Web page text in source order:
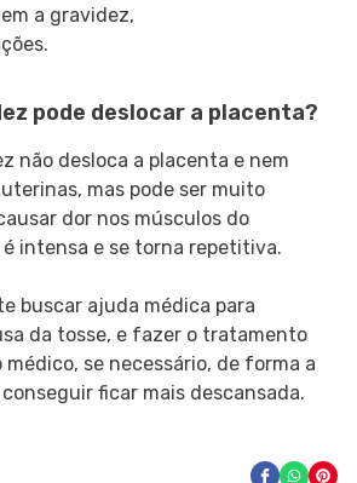
a gravidez,
pode deslocar a placenta?
não desloca a placenta e nem
mas pode ser muito
dor nos músculos do
intensa e se torna repetitiva.
buscar ajuda médica para
da tosse, e fazer o tratamento
se necessário, de forma a
ficar mais descansada.